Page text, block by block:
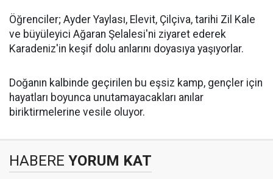
Öğrenciler; Ayder Yaylası, Elevit, Çilçiva, tarihi Zil Kale
ve büyüleyici Ağaran Şelalesi'ni ziyaret ederek
Karadeniz'in keşif dolu anlarını doyasıya yaşıyorlar.
Doğanın kalbinde geçirilen bu eşsiz kamp, gençler için
hayatları boyunca unutamayacakları anılar
biriktirmelerine vesile oluyor.
HABERE YORUM KAT